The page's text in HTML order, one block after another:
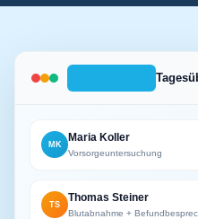
MK
Maria Koller
Vorsorgeuntersuchung
TS
Thomas Steiner
Blutabnahme +